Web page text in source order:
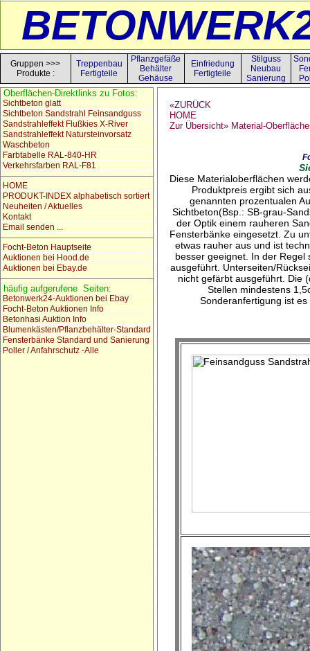
Gruppen >>>
Produkte :
Treppenbau
Fertigteile
Pflanzgefäße
Behälter
Gehäuse
Einfriedung
Fertigteile
Stilguss
Neubau
Sanierung
Oberflächen-Direktlinks zu Fotos:
Sichtbeton glatt
Sichtbeton Sandstrahl Feinsandguss
Sandstrahleffekt Flußkies X-River
Sandstrahleffekt Natursteinvorsatz
Waschbeton
Farbtabelle RAL-840-HR
Verkehrsfarben RAL-F81
HOME
PRODUKT-INDEX alphabetisch sortiert
Neuheiten / Aktuelles
Kontakt
Email senden ...
Focht-Beton Hauptseite
Auktionen bei Hood.de
Auktionen bei Ebay.de
häufig aufgerufene Seiten:
Betonwerk24-Auktionen bei Ebay
Focht-Beton Auktionen Info
Betonhasi Auktion Info
Blumenkästen/Pflanzbehälter-Standard
Fensterbänke Standard und Sanierung
Poller / Anfahrschutz -Alle
«ZURÜCK
HOME
Zur Übersicht» Material-
Diese Materialoberflächen
Produktpreis ergibt sich
genannten prozentualen
Sichtbeton(Bsp.: SB-grau-
der Optik einem rauheren
Fensterbänke eingesetzt. Zu
etwas rauher aus und ist
besser geeignet. In der
ausgeführt. Unterseiten/
nicht gefärbt ausgeführt. Die
Stellen mindestens
Sonderanfertigung ist